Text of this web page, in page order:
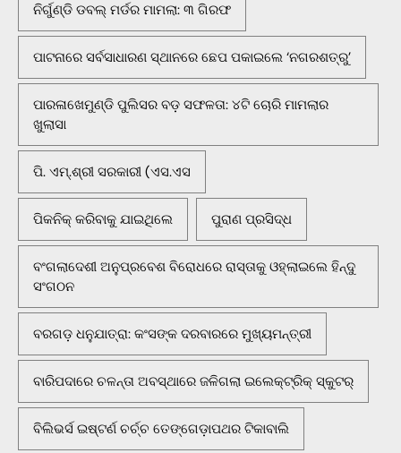
ନିର୍ଗୁଣ୍ଡି ଡବଲ୍ ମର୍ଡର ମାମଲା: ୩ ଗିରଫ
ପାଟନାରେ ସର୍ବସାଧାରଣ ସ୍ଥାନରେ ଛେପ ପକାଇଲେ ‘ନଗରଶତ୍ରୁ’
ପାରଳାଖେମୁଣ୍ଡି ପୁଲିସର ବଡ଼ ସଫଳତା: ୪ଟି ଚୋରି ମାମଲାର
ଖୁଲାସା
ପି. ଏମ୍.ଶ୍ରୀ ସରକାରୀ (ଏସ.ଏସ
ପିକନିକ୍‌ କରିବାକୁ ଯାଇଥିଲେ ପୁରାଣ ପ୍ରସିଦ୍ଧ
ବଂଗଲାଦେଶୀ ଅନୁପ୍ରବେଶ ବିରୋଧରେ ରାସ୍ତାକୁ ଓହ୍ଲାଇଲେ ହିନ୍ଦୁ
ସଂଗଠନ
ବରଗଡ଼ ଧନୁଯାତ୍ରା: କଂସଙ୍କ ଦରବାରରେ ମୁଖ୍ୟମନ୍ତ୍ରୀ
ବାରିପଦାରେ ଚଳନ୍ତା ଅବସ୍ଥାରେ ଜଳିଗଲା ଇଲେକ୍ଟ୍ରିକ୍ ସ୍କୁଟର୍
ବିଲିଭର୍ସ ଇଷ୍ଟର୍ଣ ଚର୍ଚ୍ଚ ତେଙ୍ଗେଡ଼ାପଥର ଟିକାବାଲି